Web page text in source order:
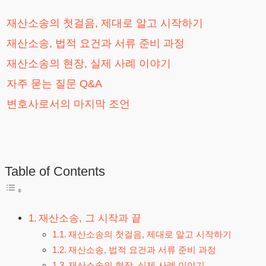
재산소송의 첫걸음, 제대로 알고 시작하기
재산소송, 법적 요건과 서류 준비 과정
재산소송의 현장, 실제 사례 이야기
자주 묻는 질문 Q&A
변호사로서의 마지막 조언
Table of Contents
재산소송, 그 시작과 끝
재산소송의 첫걸음, 제대로 알고 시작하기
재산소송, 법적 요건과 서류 준비 과정